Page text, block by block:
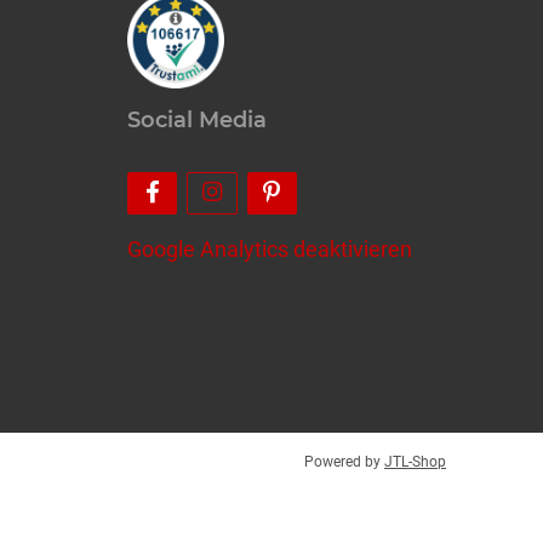
Social Media
Google Analytics deaktivieren
Powered by JTL-Shop